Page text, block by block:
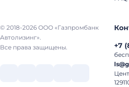
© 2018-2026 ООО «Газпромбанк
Автолизинг».
Все права защищены.
+7 (